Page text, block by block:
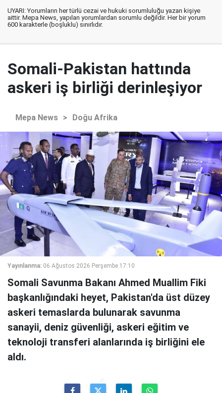
UYARI: Yorumların her türlü cezai ve hukuki sorumluluğu yazan kişiye
aittir. Mepa News, yapılan yorumlardan sorumlu değildir. Her bir yorum
600 karakterle (boşluklu) sınırlıdır.
Somali-Pakistan hattında
askeri iş birliği derinleşiyor
Mepa News > Doğu Afrika
Yayınlanma: 06 Ağustos 2026 Perşembe 17:10
Somali Savunma Bakanı Ahmed Muallim Fiki
başkanlığındaki heyet, Pakistan'da üst düzey
askeri temaslarda bulunarak savunma
sanayii, deniz güvenliği, askeri eğitim ve
teknoloji transferi alanlarında iş birliğini ele
aldı.